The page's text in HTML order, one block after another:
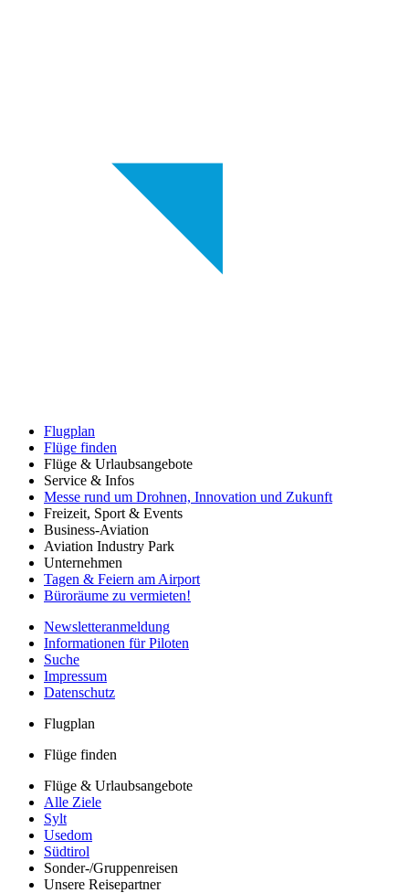
Flugplan
Flüge finden
Flüge & Urlaubsangebote
Service & Infos
Messe rund um Drohnen, Innovation und Zukunft
Freizeit, Sport & Events
Business-Aviation
Aviation Industry Park
Unternehmen
Tagen & Feiern am Airport
Büroräume zu vermieten!
Newsletteranmeldung
Informationen für Piloten
Suche
Impressum
Datenschutz
Flugplan
Flüge finden
Flüge & Urlaubsangebote
Alle Ziele
Sylt
Usedom
Südtirol
Sonder-/Gruppenreisen
Unsere Reisepartner